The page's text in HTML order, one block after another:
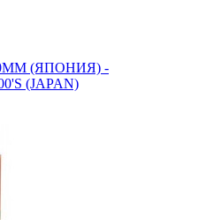
(ЯПОНИЯ) -
(JAPAN)